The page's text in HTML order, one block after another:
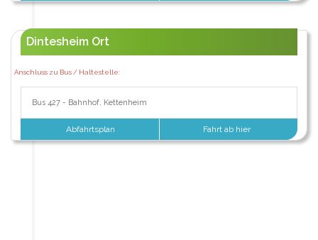
Dintesheim Ort
Anschluss zu Bus / Haltestelle:
Bus 427 - Bahnhof, Kettenheim
Abfahrtsplan Fahrt ab hier